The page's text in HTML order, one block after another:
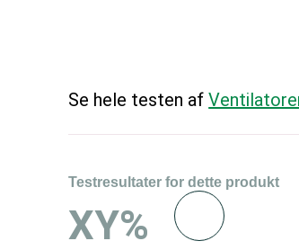
Se hele testen af
Testresultater for dette produkt
XY%